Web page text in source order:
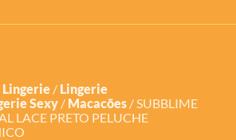
Lingerie/ Lingerie
Sexy/ Macacões/ SUBBLIME
LACE PRETO PELUCHE